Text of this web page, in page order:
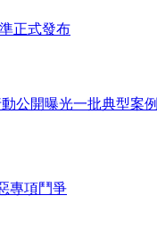
正式發布
公開曝光一批典型案例
專項鬥爭